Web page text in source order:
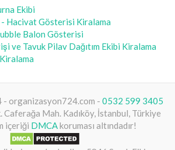
Ekibi
Hacivat Gösterisi Kiralama
Balon Gösterisi
ve Tavuk Pilav Dağıtım Ekibi Kiralama
organizasyon724.com - 0532 599 3405
Caferağa Mah. Kadıköy, İstanbul, Türkiye
içeriği DMCAkoruması altındadır!